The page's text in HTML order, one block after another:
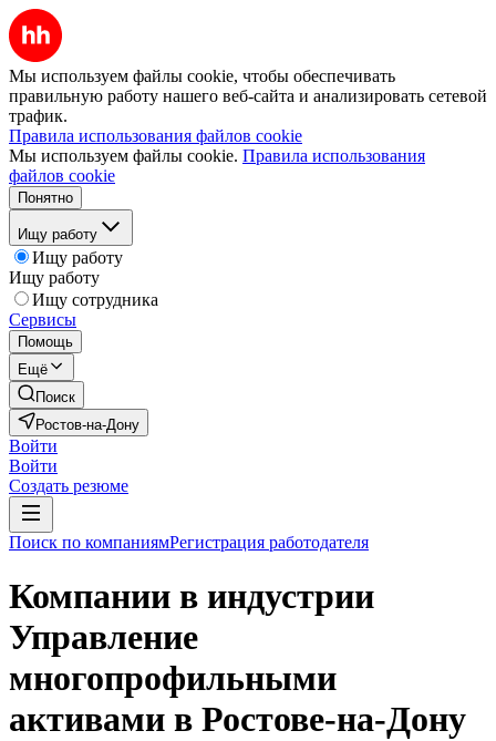
Мы используем файлы cookie, чтобы обеспечивать
правильную работу нашего веб-сайта и анализировать сетевой
трафик.
Правила использования файлов cookie
Мы используем файлы cookie. Правила использования
файлов cookie
Понятно
Ищу работу
Ищу работу
Ищу работу
Ищу сотрудника
Сервисы
Помощь
Ещё
Поиск
Ростов-на-Дону
Войти
Войти
Создать резюме
Поиск по компаниямРегистрация работодателя
Компании в индустрии
Управление
многопрофильными
активами в Ростове-на-Дону